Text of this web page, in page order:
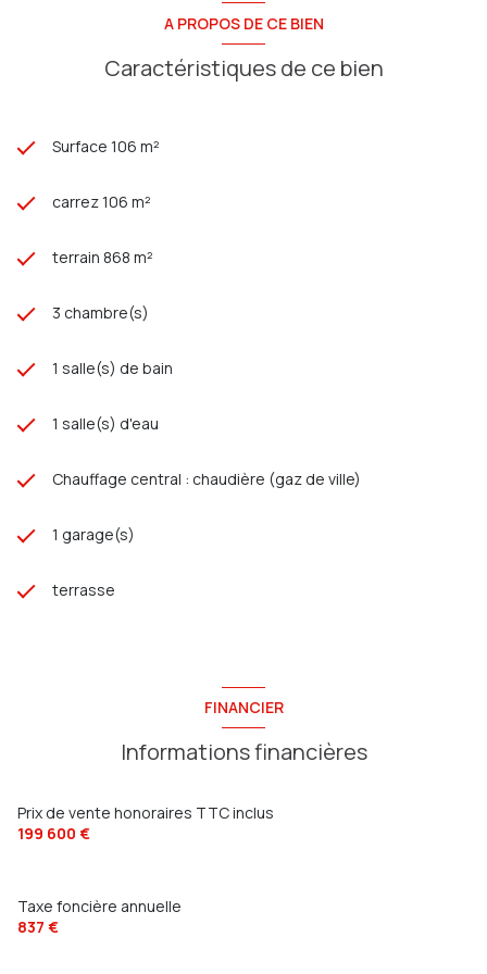
A PROPOS DE CE BIEN
Caractéristiques de ce bien
Surface 106 m²
carrez 106 m²
terrain 868 m²
3 chambre(s)
1 salle(s) de bain
1 salle(s) d'eau
Chauffage central : chaudière (gaz de ville)
1 garage(s)
terrasse
FINANCIER
Informations financières
Prix de vente honoraires TTC inclus
199 600 €
Taxe foncière annuelle
837 €